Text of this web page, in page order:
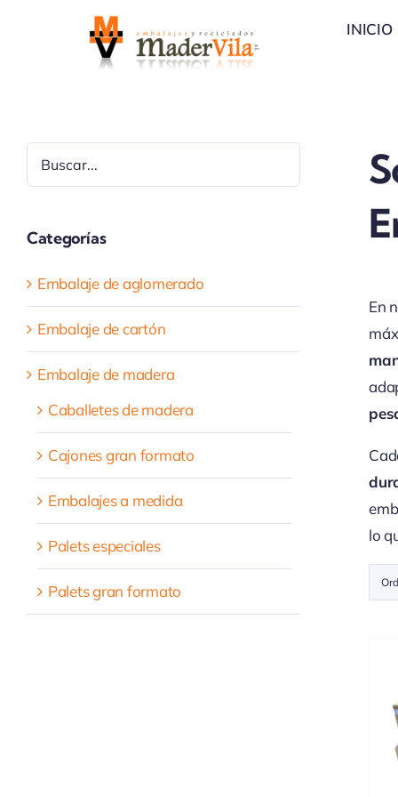
INICIO
En
lo
Categorías
Embalaje de aglomerado
Embalaje de cartón
Embalaje de madera
Caballetes de madera
Cajones gran formato
Embalajes a medida
Palets especiales
Palets gran formato